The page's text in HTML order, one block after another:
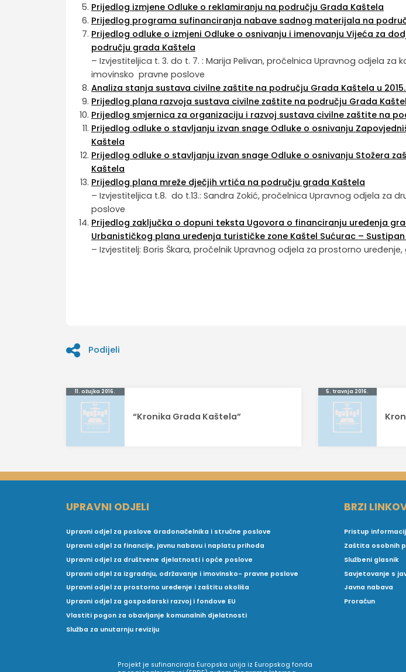
Prijedlog izmjene Odluke o reklamiranju na području Grada Kaštela
Prijedlog programa sufinanciranja nabave sadnog materijala na
Prijedlog odluke o izmjeni Odluke o osnivanju i imenovanju Vijeća za
području grada Kaštela
– Izvjestiteljica t. 3. do t. 7. : Marija Pelivan, pročelnica Upravnog odjela
imovinsko pravne poslove
Analiza stanja sustava civilne zaštite na području Grada Kaštela u
Prijedlog plana razvoja sustava civilne zaštite na području Grada
Prijedlog smjernica za organizaciju i razvoj sustava civilne zaštite na
Prijedlog odluke o stavljanju izvan snage Odluke o osnivanju
Kaštela
Prijedlog odluke o stavljanju izvan snage Odluke o osnivanju Stožera
Kaštela
Prijedlog plana mreže dječjih vrtića na području grada Kaštela
– Izvjestiteljica t.8. do t.13.: Sandra Zokić, pročelnica Upravnog odjela za
poslove
Prijedlog zaključka o dopuni teksta Ugovora o financiranju uređenja
Urbanističkog plana uređenja turističke zone Kaštel Sućurac – Sustipan
– Izvjestitelj: Boris Škara, pročelnik Upravnog odjela za prostorno
Podijeli
Navigacija
objava
11. ožujka 2016.
“Kronika Grada Kaštela”
5. travnja 2016.
UPRAVNI ODJELI
Upravni odjel za poslove Gradonačelnika i stručne poslove
Upravni odjel za financije, javnu nabavu i naplatu prihoda
Upravni odjel za društvene djelatnosti i opće poslove
Upravni odjel za izgradnju, održavanje i imovinsko- pravne poslove
Upravni odjel za prostorno uređenje i zaštitu okoliša
Upravni odjel za gospodarski razvoj i fondove EU
Vlastiti pogon za obavljanje komunalnih djelatnosti
Služba za unutarnju reviziju
BRZI
Pristup
Zaštita osobnih
Službeni glasnik
Savjetovanje s
Javna nabava
Proračun
Projekt je sufinancirala Europska unija iz Europskog fonda